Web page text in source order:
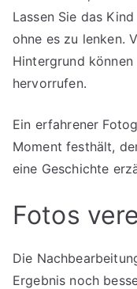
Lassen Sie das
ohne es zu lenken.
Hintergrund
hervorrufen.
Ein erfahrener
Moment festhält,
eine Geschichte
Fotos
Die
Ergebnis noch